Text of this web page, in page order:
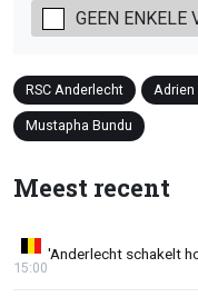
GEEN ENKELE
RSC Anderlecht Adrien
Mustapha Bundu
Meest recent
'Anderlecht schakelt
15:00